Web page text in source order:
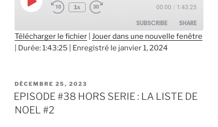
Play
Episode
1x 00:00 / 1:43:25
SUBSCRIBE SHARE
SHARE
EMBED
Télécharger le fichier Jouer dans une nouvelle fenêtre
Durée: 1:43:25 Enregistré le janvier 1, 2024
PUBLIÉ
LE
DÉCEMBRE 25, 2023
EPISODE #38 HORS SERIE : LA LISTE DE
NOEL #2